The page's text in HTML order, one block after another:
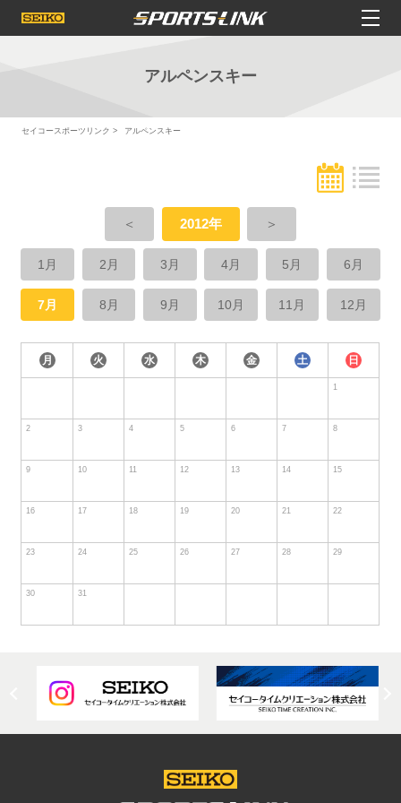
アルペンスキー
セイコースポーツリンク アルペンスキー
＜ 2012年 ＞
1月 2月 3月 4月 5月 6月
7月 8月 9月 10月 11月 12月
月 火 水 木 金 土 日
1
2 3 4 5 6 7 8
9 10 11 12 13 14 15
16 17 18 19 20 21 22
23 24 25 26 27 28 29
30 31